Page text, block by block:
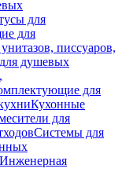
для
для
писсуаров,
душевых
для
Кухонные
для
Системы для
Инженерная